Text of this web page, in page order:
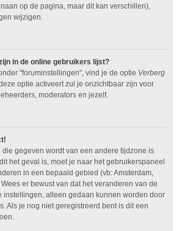
op de pagina, maar dit kan verschillen),
wijzigen.
in de online gebruikers lijst?
"foruminstellingen", vind je de optie Verberg
optie activeert zul je onzichtbaar zijn voor
moderators en jezelf.
die gegeven wordt van een andere tijdzone is
het geval is, moet je naar het gebruikerspaneel
in een bepaald gebied (vb: Amsterdam,
Wees er bewust van dat het veranderen van de
instellingen, alleen gedaan kunnen worden door
Als je nog niet geregistreerd bent is dit een